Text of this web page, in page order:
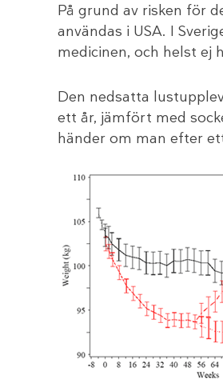
På grund av risken för
användas i USA. I
medicinen, och helst ej
Den nedsatta
ett år, jämfört med
händer om man efter